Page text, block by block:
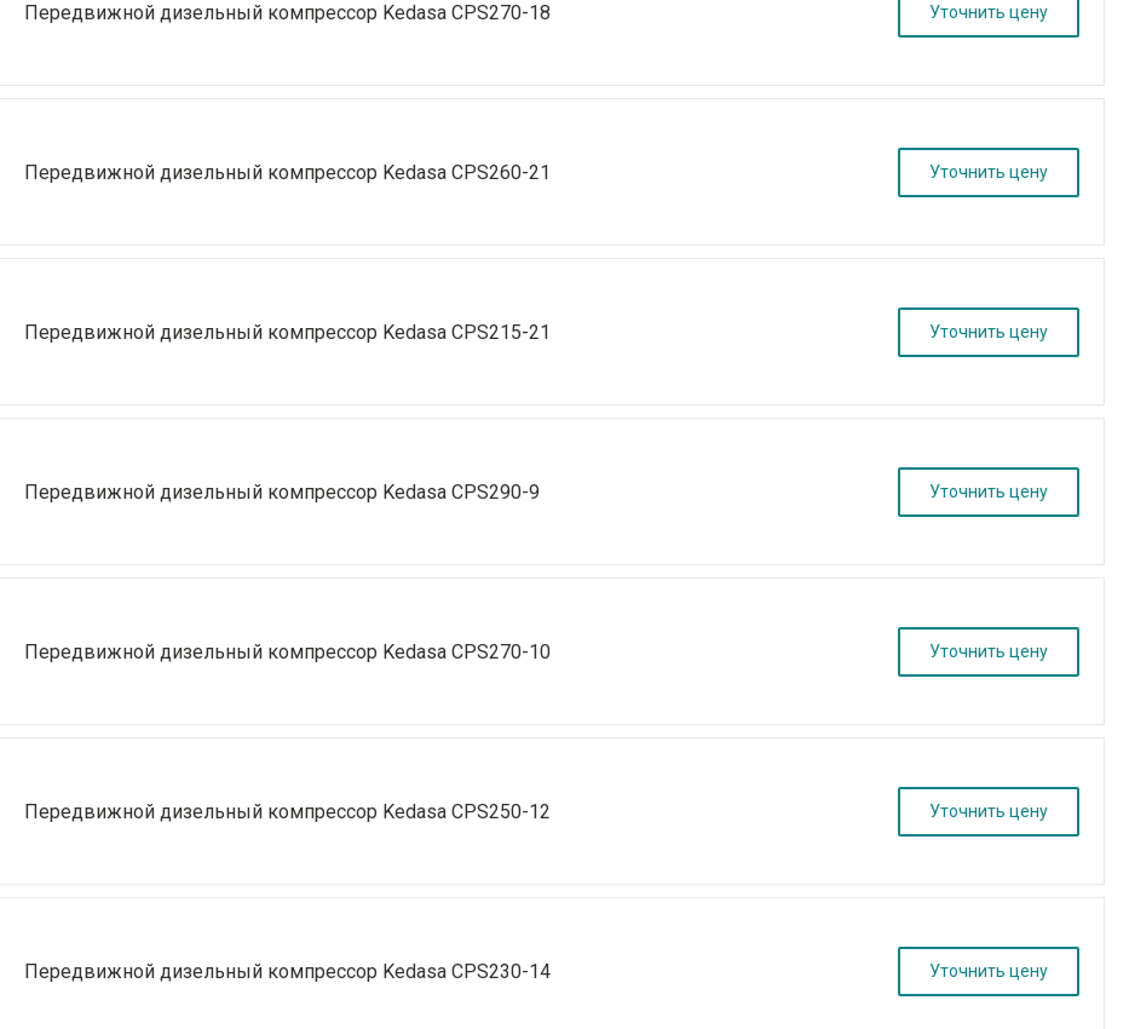
Передвижной дизельный компрессор Kedasa CPS270-18 Уточнить цену
Передвижной дизельный компрессор Kedasa CPS260-21 Уточнить цену
Передвижной дизельный компрессор Kedasa CPS215-21 Уточнить цену
Передвижной дизельный компрессор Kedasa CPS290-9 Уточнить цену
Передвижной дизельный компрессор Kedasa CPS270-10 Уточнить цену
Передвижной дизельный компрессор Kedasa CPS250-12 Уточнить цену
Передвижной дизельный компрессор Kedasa CPS230-14 Уточнить цену